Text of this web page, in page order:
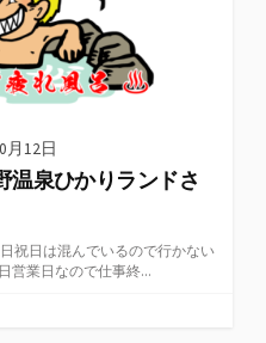
月12日
温泉ひかりランドさ
祝日は混んでいるので行かない
営業日なので仕事終...